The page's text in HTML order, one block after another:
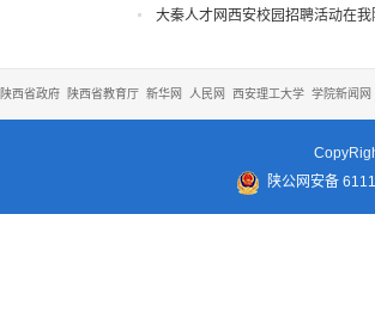
大秦人才网西安校园招聘活动在
陕西省政府 陕西省教育厅 新华网 人民网 西安理工大学 学院新闻网
陕公网安备